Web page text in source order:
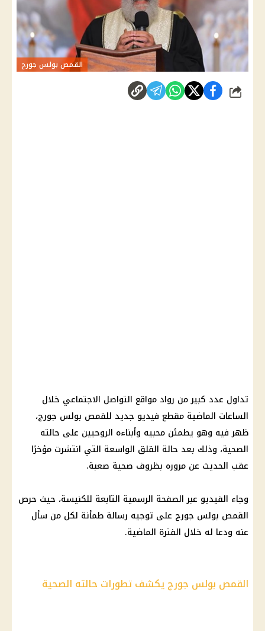
القمص بولس جورج
شارك
تداول عدد كبير من رواد مواقع التواصل الاجتماعي خلال
الساعات الماضية مقطع فيديو جديد للقمص بولس جورج،
ظهر فيه وهو يطمئن محبيه وأبناءه الروحيين على حالته
الصحية، وذلك بعد حالة القلق الواسعة التي انتشرت مؤخرًا
عقب الحديث عن مروره بظروف صحية صعبة.
وجاء الفيديو عبر الصفحة الرسمية التابعة للكنيسة، حيث حرص
القمص بولس جورج على توجيه رسالة طمأنة لكل من سأل
عنه ودعا له خلال الفترة الماضية.
القمص بولس جورج يكشف تطورات حالته الصحية